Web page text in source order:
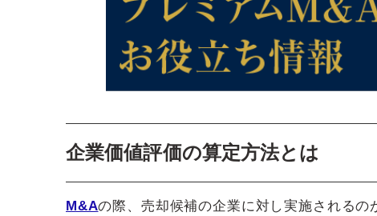
企業価値評価の算定方法とは
M&Aの際、売却候補の企業に対し実施される